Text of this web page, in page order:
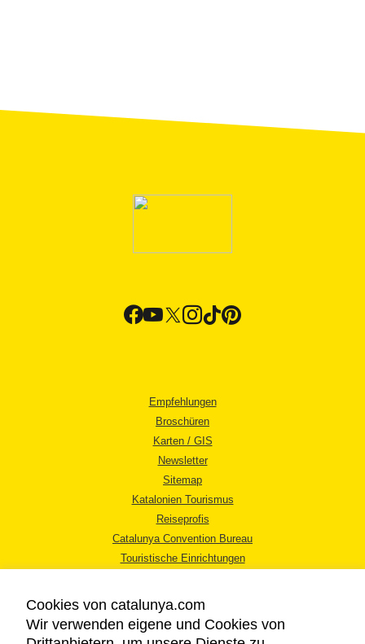
Empfehlungen
Broschüren
Karten / GIS
Newsletter
Sitemap
Katalonien Tourismus
Reiseprofis
Catalunya Convention Bureau
Touristische Einrichtungen
Cookies von catalunya.com
Wir verwenden eigene und Cookies von